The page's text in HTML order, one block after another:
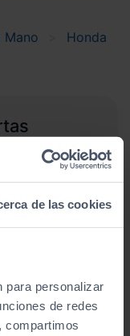
de las cookies
para personalizar
de redes
compartimos
Mano
Honda
el primero en
de privacidad.